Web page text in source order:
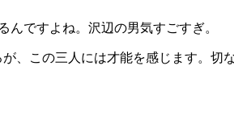
んですよね。沢辺の男気すごすぎ。
、この三人には才能を感じます。切